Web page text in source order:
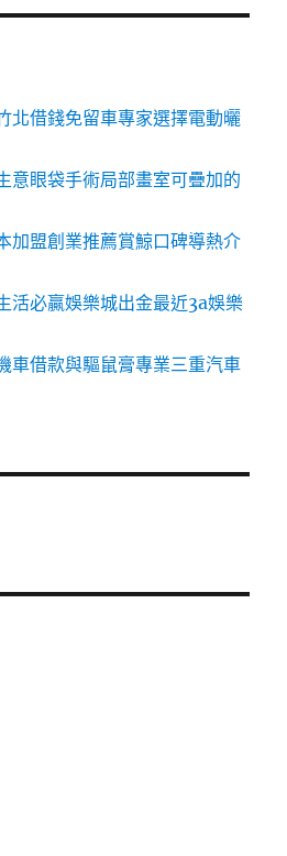
北借錢免留車專家選擇電動曬
意眼袋手術局部畫室可疊加的
加盟創業推薦賞鯨口碑導熱介
活必贏娛樂城出金最近3a娛樂
車借款與驅鼠膏專業三重汽車